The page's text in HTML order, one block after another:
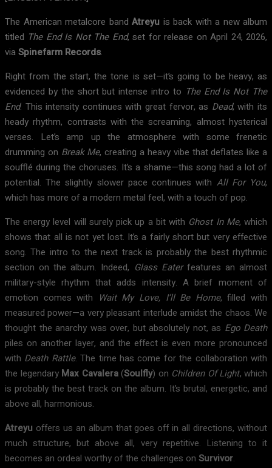
The American metalcore band Atreyu is back with a new album
titled The End Is Not The End, set for release on April 24, 2026,
viaSpinefarm Records.
Right from the start, the tone is set—it’s going to be heavy, as
evidenced by the short but intense intro to The End Is Not The
End. This intensity continues with great fervor, as Dead, with its
heady rhythm, contrasts with the screaming, almost hysterical
verses. Let’s amp up the atmosphere with some frenetic
drumming on Break Me, creating a heavy vibe that deflates like a
soufflé during the choruses. It’s a shame—this song had a lot of
potential. The slightly slower pace continues with All For You,
which has more of a modern metal feel, with a touch of pop.
The energy level will surely pick up a bit with Ghost In Me, which
shows that all is not yet lost. It’s a fairly short but very effective
song. The intro to the next track is probably the best rhythmic
section on the album. Indeed, Glass Eaterfeatures an almost
military-style rhythm that adds intensity. A brief moment of
emotion comes with Wait My Love, I’ll Be Home, filled with
measured power—a very pleasant interlude amidst the chaos. We
thought the anarchy was over, but absolutely not, as Ego Death
piles on another layer, and the effect is even more pronounced
with Death Rattle. The time has come for the collaboration with
the legendary Max Cavalera(Soulfly) on Children Of Light, which
is probably the best track on the album. It’s brutal, energetic, and
above all, harmonious.
Atreyu offers us an album that goes off in all directions, without
much structure, but above all, very repetitive. Listening to it
becomes an ordeal worthy of the challenges on Survivor.